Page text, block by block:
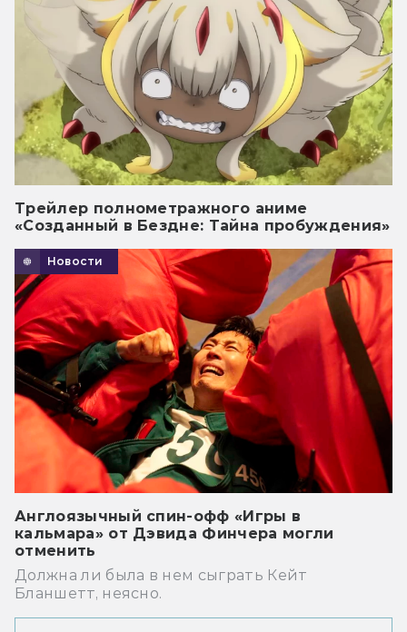
Трейлер полнометражного аниме
«Созданный в Бездне: Тайна пробуждения»
Новости
Англоязычный спин-офф «Игры в
кальмара» от Дэвида Финчера могли
отменить
Должна ли была в нем сыграть Кейт
Бланшетт, неясно.